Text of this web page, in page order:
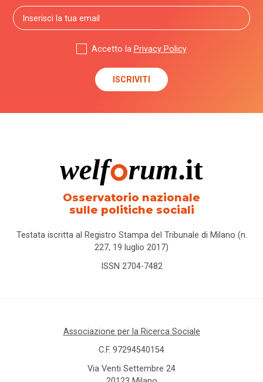
Accetto la Privacy Policy
Osservatorio nazionale
sulle politiche sociali
Testata iscritta al Registro Stampa del Tribunale di Milano (n.
227, 19 luglio 2017)
ISSN 2704-7482
Associazione per la Ricerca Sociale
C.F. 97294540154
Via Venti Settembre 24